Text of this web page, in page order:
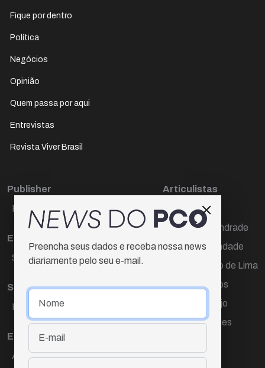
Fique por dentro
Política
Negócios
Opinião
Quem passa por aqui
Entrevistas
Revista Viver Brasil
Publisher
Paulo Cesar de Oliveira
Editora Chefe
Sueli Cotta
Sub-editora
Raquel Ayres
Equipe
Ana Lúcia Cortez
Articulistas
Décio Freire
Dr Marcos Andrade
Hamilton Trindade
Igor Carvalho de Lima
Mario Campos
Renata Araújo
Wagner Gomes
Preencha seus dados e receba nossa news
diariamente pelo seu e-mail.